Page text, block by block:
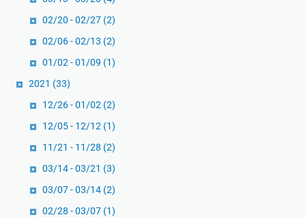
02/20 - 02/27 (2)
02/06 - 02/13 (2)
01/02 - 01/09 (1)
2021 (33)
12/26 - 01/02 (2)
12/05 - 12/12 (1)
11/21 - 11/28 (2)
03/14 - 03/21 (3)
03/07 - 03/14 (2)
02/28 - 03/07 (1)